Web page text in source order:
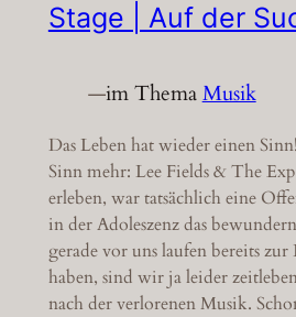
Stage | Auf der
—im ThemaMusik
Das Leben hat wieder einen
Sinn mehr: Lee Fields & The
erleben, war tatsächlich eine
in der Adoleszenz das
gerade vor uns laufen bereits
haben, sind wir ja leider
nach der verlorenen Musik.